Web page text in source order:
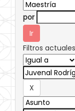
por
Filtros